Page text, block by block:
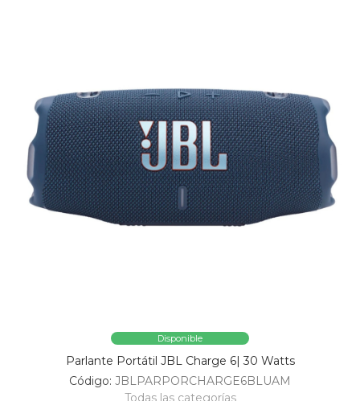
Disponible
Parlante Portátil JBL Charge 6| 30 Watts
Código: JBLPARPORCHARGE6BLUAM
Todas las categorías